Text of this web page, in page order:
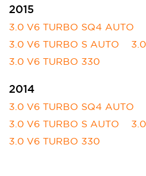
2015
3.0 V6 TURBO SQ4 AUTO
3.0 V6 TURBO S AUTO
3.0 V6 TURBO 330
2014
3.0 V6 TURBO SQ4 AUTO
3.0 V6 TURBO S AUTO
3.0 V6 TURBO 330